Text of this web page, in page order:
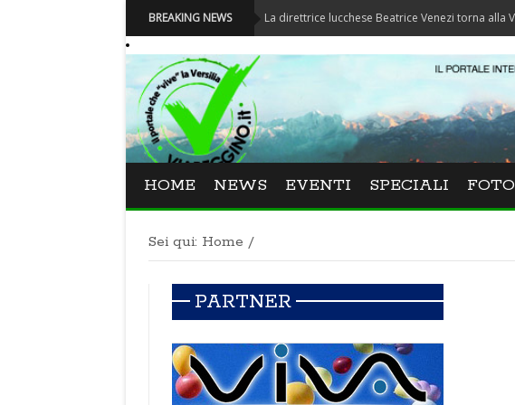
BREAKING NEWS
Festival La Versiliana - La direttrice lucchese Beatrice Venezi torna alla Versiliana
HOME NEWS EVENTI SPECIALI FOTO
Sei qui: Home /
PARTNER